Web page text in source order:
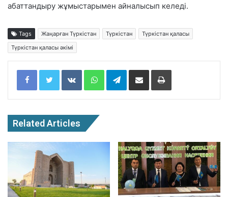
абаттандыру жұмыстарымен айналысып келеді.
Tags Жаңарған Түркістан Түркістан
Түркістан қаласы
Түркістан қаласы әкімі
Facebook Twitter VKontakte WhatsApp Telegram
Related Articles